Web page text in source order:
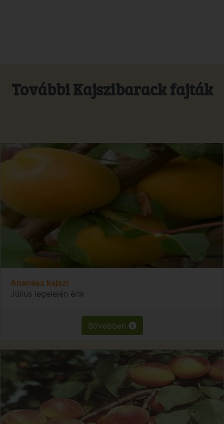
További Kajszibarack fajták
Ananász kajszi
Július legelején érik
Bővebben